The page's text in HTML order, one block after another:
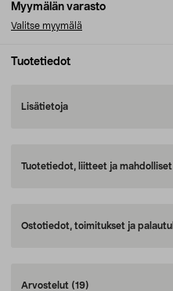
Myymälän varasto
Valitse myymälä
Tuotetiedot
Lisätietoja
Tuotetiedot, liitteet ja
Ostotiedot, toimitukset ja
Arvostelut (19)